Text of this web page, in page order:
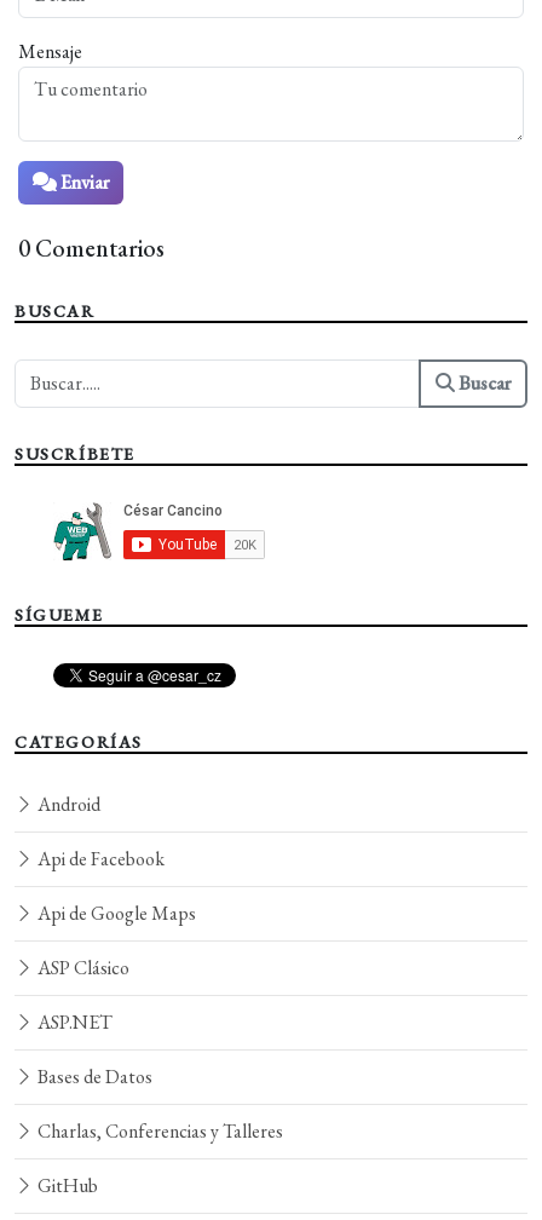
Mensaje
Enviar
0 Comentarios
BUSCAR
Buscar
SUSCRÍBETE
SÍGUEME
CATEGORÍAS
Android
Api de Facebook
Api de Google Maps
ASP Clásico
ASP.NET
Bases de Datos
Charlas, Conferencias y Talleres
GitHub